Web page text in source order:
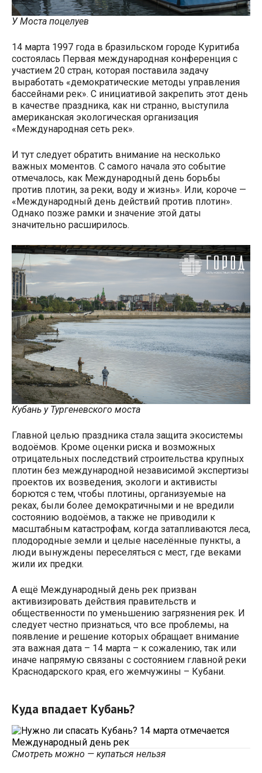
У Моста поцелуев
14 марта 1997 года в бразильском городе Куритиба
состоялась Первая международная конференция с
участием 20 стран, которая поставила задачу
выработать «демократические методы управления
бассейнами рек». С инициативой закрепить этот день
в качестве праздника, как ни странно, выступила
американская экологическая организация
«Международная сеть рек».
И тут следует обратить внимание на несколько
важных моментов. С самого начала это событие
отмечалось, как Международный день борьбы
против плотин, за реки, воду и жизнь». Или, короче —
«Международный день действий против плотин».
Однако позже рамки и значение этой даты
значительно расширилось.
Кубань у Тургеневского моста
Главной целью праздника стала защита экосистемы
водоёмов. Кроме оценки риска и возможных
отрицательных последствий строительства крупных
плотин без международной независимой экспертизы
проектов их возведения, экологи и активисты
борются с тем, чтобы плотины, организуемые на
реках, были более демократичными и не вредили
состоянию водоёмов, а также не приводили к
масштабным катастрофам, когда затапливаются леса,
плодородные земли и целые населённые пункты, а
люди вынуждены переселяться с мест, где веками
жили их предки.
А ещё Международный день рек призван
активизировать действия правительств и
общественности по уменьшению загрязнения рек. И
следует честно признаться, что все проблемы, на
появление и решение которых обращает внимание
эта важная дата – 14 марта – к сожалению, так или
иначе напрямую связаны с состоянием главной реки
Краснодарского края, его жемчужины – Кубани.
Куда впадает Кубань?
Смотреть можно — купаться нельзя